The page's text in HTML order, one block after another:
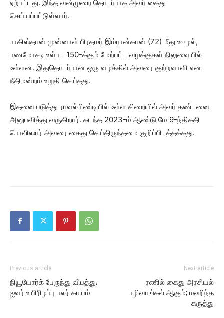
ஏற்பட்டது. இந்த வன்முறை தொடர்பாக அவர் கைது
செய்யப்பட்டுள்ளார்.
பாகிஸ்தான் முன்னாள் பிரதமர் இம்ரான்கான் (72) மீது ஊழல்,
பணமோசடி உள்பட 150-க்கும் மேற்பட்ட வழக்குகள் நிலுவையில்
உள்ளன. இதுதொடர்பான ஒரு வழக்கில் அவரை குற்றவாளி என
நீதிமன்றம் உறுதி செய்தது.
இதனையடுத்து ராவல்பிண்டியில் உள்ள சிறையில் அவர் தண்டனை
அனுபவித்து வருகிறார். கடந்த 2023-ம் ஆண்டு மே 9-ந்திகதி
பொலிஸார் அவரை கைது செய்திருந்தமை குறிப்பிடத்தக்கது.
Previous article
நியூயோர்க் பேருந்து விபத்து;
ஐவர் உயிரிழப்பு பலர் காயம்
Next article
ரணில் கைது அரசியல்
பழிவாங்கல் ஆகும்; மஹிந்த
கருத்து